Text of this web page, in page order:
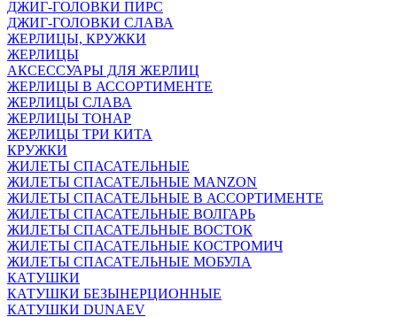
ДЖИГ-ГОЛОВКИ ПИРС
ДЖИГ-ГОЛОВКИ СЛАВА
ЖЕРЛИЦЫ, КРУЖКИ
ЖЕРЛИЦЫ
АКСЕССУАРЫ ДЛЯ ЖЕРЛИЦ
ЖЕРЛИЦЫ В АССОРТИМЕНТЕ
ЖЕРЛИЦЫ СЛАВА
ЖЕРЛИЦЫ ТОНАР
ЖЕРЛИЦЫ ТРИ КИТА
КРУЖКИ
ЖИЛЕТЫ СПАСАТЕЛЬНЫЕ
ЖИЛЕТЫ СПАСАТЕЛЬНЫЕ MANZON
ЖИЛЕТЫ СПАСАТЕЛЬНЫЕ В АССОРТИМЕНТЕ
ЖИЛЕТЫ СПАСАТЕЛЬНЫЕ ВОЛГАРЬ
ЖИЛЕТЫ СПАСАТЕЛЬНЫЕ ВОСТОК
ЖИЛЕТЫ СПАСАТЕЛЬНЫЕ КОСТРОМИЧ
ЖИЛЕТЫ СПАСАТЕЛЬНЫЕ МОБУЛА
КАТУШКИ
КАТУШКИ БЕЗЫНЕРЦИОННЫЕ
КАТУШКИ DUNAEV